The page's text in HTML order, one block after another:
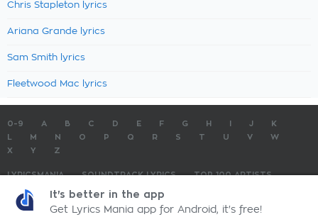
Chris Stapleton lyrics
Ariana Grande lyrics
Sam Smith lyrics
Fleetwood Mac lyrics
0-9 A B C D E F G H J
K
M N O P Q R S T U V
W
X
Y Z
LYRICSMANIA SOUNDTRACK LYRICS
TOP 100 ARTISTS
TOP 100 LYRICS
LyricsMania.com - Copyright © 2026 - All Rights ReservedPrivacy Policy
It's better in the app
Get Lyrics Mania app for Android, it's free!